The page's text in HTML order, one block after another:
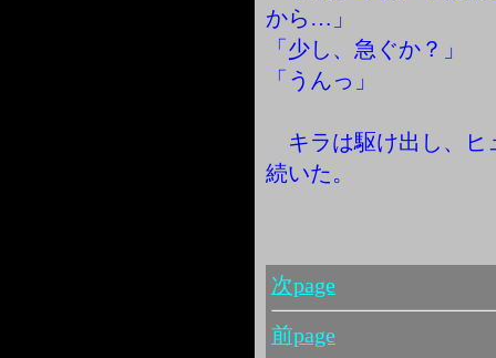
から…」
「少し、急ぐか？」
「うんっ」
キラは駆け出し、ヒ
続いた。
次page
前page